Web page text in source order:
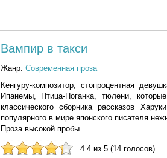
Вампир в такси
Жанр: Современная проза
Кенгуру-композитор, стопроцентная
Ипанемы, Птица-Поганка, тюлени,
классического сборника рассказов
популярного в мире японского писателя
Проза высокой пробы.
4.4 из 5 (14 голосов)